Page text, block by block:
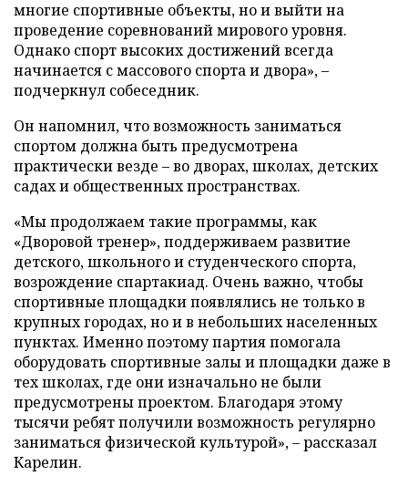
многие спортивные объекты, но и выйти на
проведение соревнований мирового уровня.
Однако спорт высоких достижений всегда
начинается с массового спорта и двора», –
подчеркнул собеседник.
Он напомнил, что возможность заниматься
спортом должна быть предусмотрена
практически везде – во дворах, школах, детских
садах и общественных пространствах.
«Мы продолжаем такие программы, как
«Дворовой тренер», поддерживаем развитие
детского, школьного и студенческого спорта,
возрождение спартакиад. Очень важно, чтобы
спортивные площадки появлялись не только в
крупных городах, но и в небольших населенных
пунктах. Именно поэтому партия помогала
оборудовать спортивные залы и площадки даже в
тех школах, где они изначально не были
предусмотрены проектом. Благодаря этому
тысячи ребят получили возможность регулярно
заниматься физической культурой», – рассказал
Карелин.